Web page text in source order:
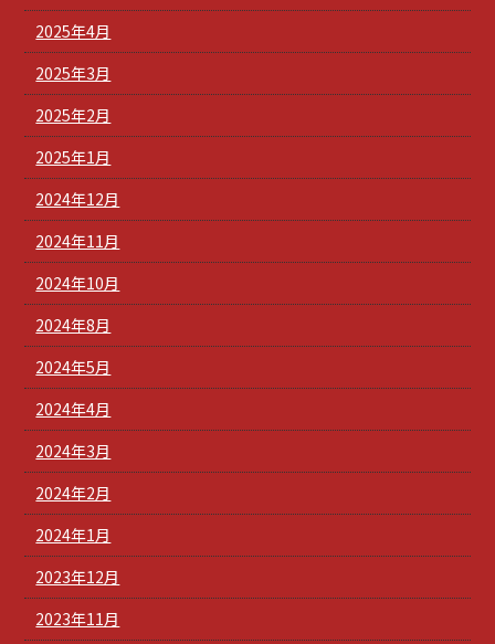
2025年4月
2025年3月
2025年2月
2025年1月
2024年12月
2024年11月
2024年10月
2024年8月
2024年5月
2024年4月
2024年3月
2024年2月
2024年1月
2023年12月
2023年11月